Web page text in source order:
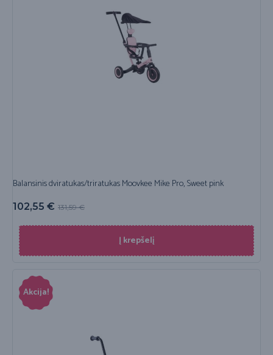
Balansinis dviratukas/triratukas Moovkee Mike Pro, Sweet pink
131,59€
102,55 €
Į krepšelį
Akcija!